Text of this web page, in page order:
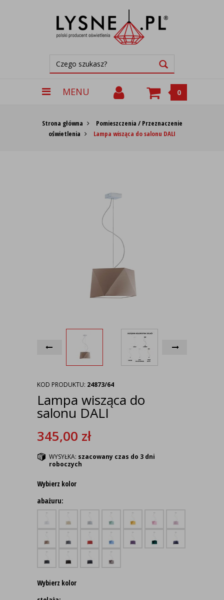
MENU 0
Strona główna
Pomieszczenia / Przeznaczenie
oświetlenia
Lampa wisząca do salonu DALI
KOD PRODUKTU: 24873/64
Lampa wisząca do
salonu DALI
345,00 zł
WYSYŁKA: szacowany czas do 3 dni
roboczych
Wybierz kolor
abażuru:
Wybierz kolor